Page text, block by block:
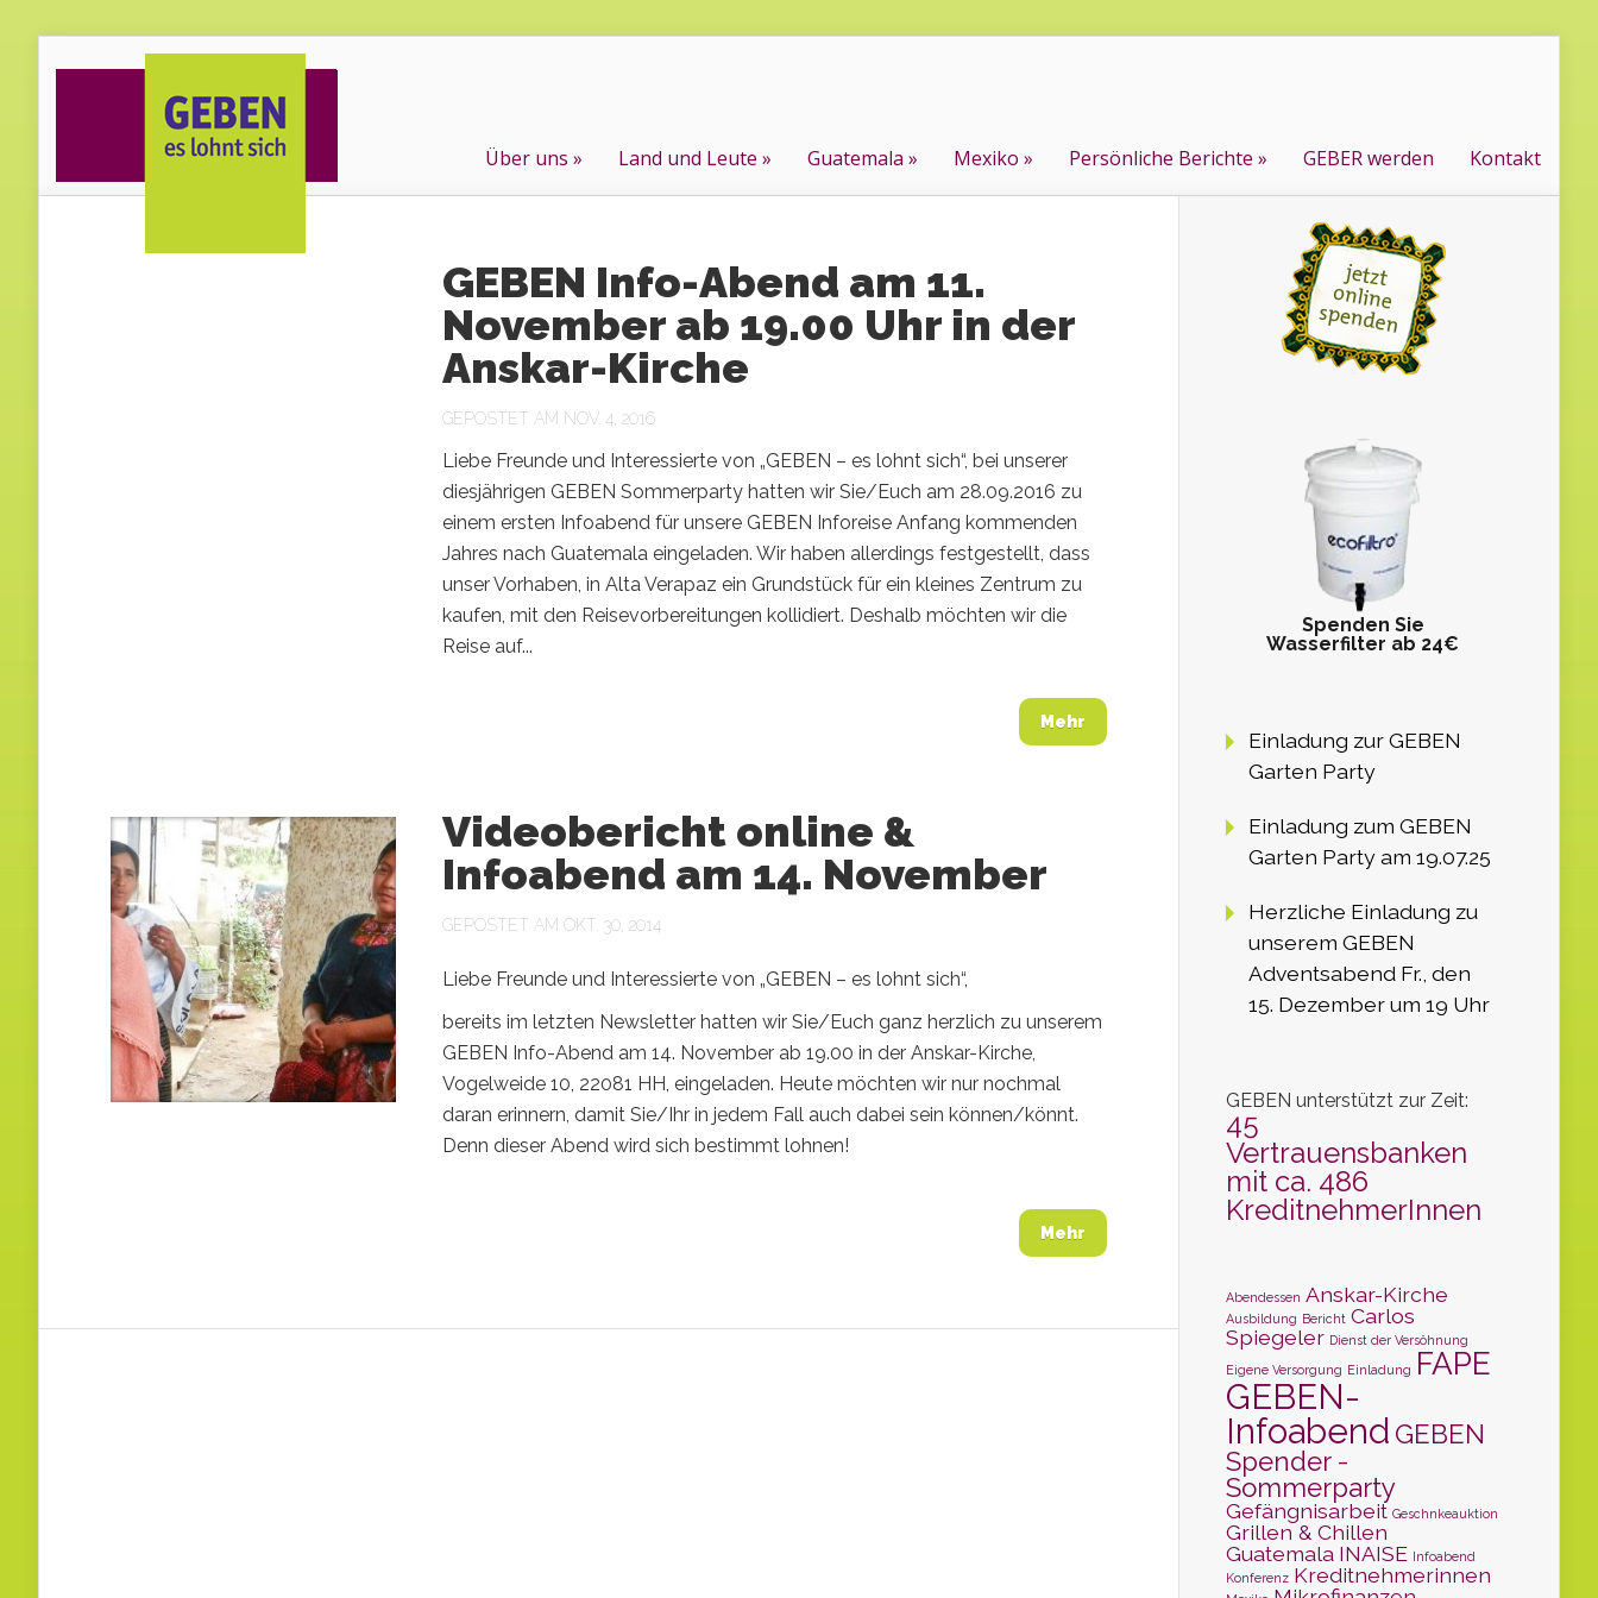
Über uns Land und Leute Guatemala Mexiko Persönliche Berichte GEBER werden Kontakt
GEBEN Info-Abend am 11.
November ab 19.00 Uhr in der
Anskar-Kirche
GEPOSTET AM NOV. 4, 2016
Liebe Freunde und Interessierte von „GEBEN – es lohnt sich“, bei unserer
diesjährigen GEBEN Sommerparty hatten wir Sie/Euch am 28.09.2016 zu
einem ersten Infoabend für unsere GEBEN Inforeise Anfang kommenden
Jahres nach Guatemala eingeladen. Wir haben allerdings festgestellt, dass
unser Vorhaben, in Alta Verapaz ein Grundstück für ein kleines Zentrum zu
kaufen, mit den Reisevorbereitungen kollidiert. Deshalb möchten wir die
Reise auf...
Mehr
Videobericht online &
Infoabend am 14. November
GEPOSTET AM OKT. 30, 2014
Liebe Freunde und Interessierte von „GEBEN – es lohnt sich“,
bereits im letzten Newsletter hatten wir Sie/Euch ganz herzlich zu unserem
GEBEN Info-Abend am 14. November ab 19.00 in der Anskar-Kirche,
Vogelweide 10, 22081 HH, eingeladen. Heute möchten wir nur nochmal
daran erinnern, damit Sie/Ihr in jedem Fall auch dabei sein können/könnt.
Denn dieser Abend wird sich bestimmt lohnen!
Mehr
Spenden Sie
Wasserfilter ab 24€
Einladung zur GEBEN
Garten Party
Einladung zum GEBEN
Garten Party am 19.07.25
Herzliche Einladung zu
unserem GEBEN
Adventsabend Fr., den
15. Dezember um 19 Uhr
GEBEN unterstützt zur Zeit:
45
Vertrauensbanken
mit ca. 486
KreditnehmerInnen
Abendessen Anskar-Kirche
Ausbildung Bericht Carlos
Spiegeler Dienst der Versöhnung
Eigene Versorgung Einladung FAPE
GEBEN-
Infoabend GEBEN
Spender -
Sommerparty
Gefängnisarbeit Geschnkeauktion
Grillen & Chillen
Guatemala INAISE Infoabend
Konferenz Kreditnehmerinnen